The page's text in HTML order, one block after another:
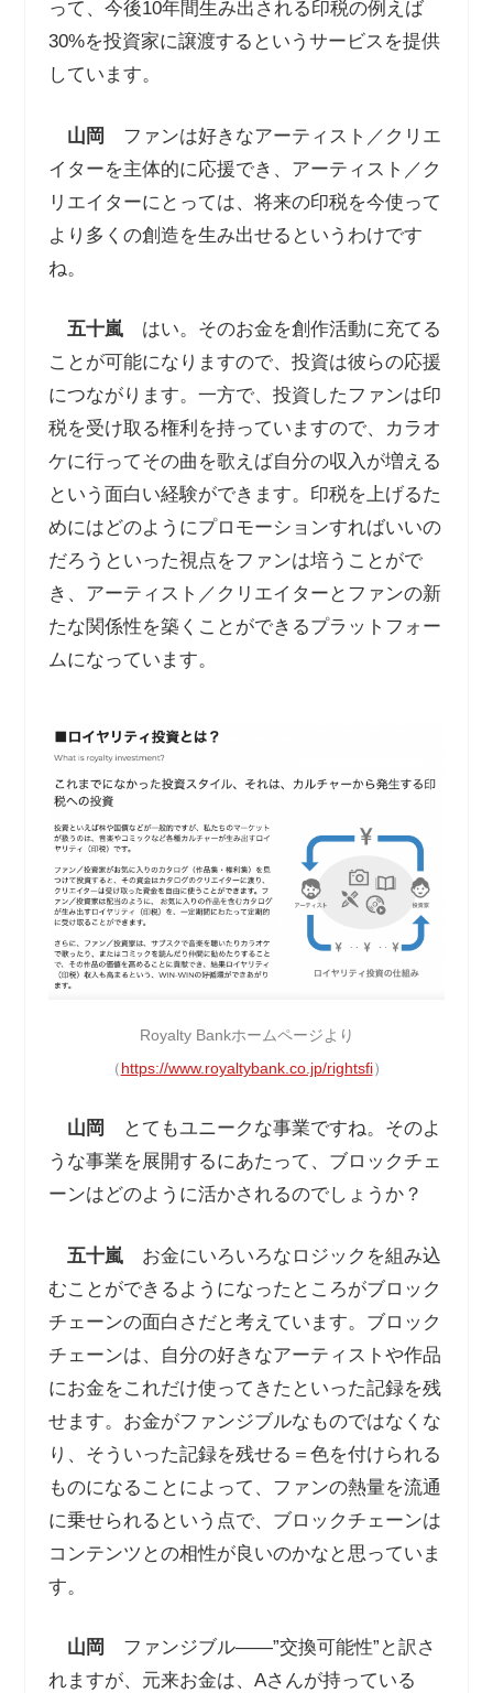
って、今後10年間生み出される印税の例えば
30%を投資家に譲渡するというサービスを提供
しています。
山岡 ファンは好きなアーティスト／クリエ
イターを主体的に応援でき、アーティスト／ク
リエイターにとっては、将来の印税を今使って
より多くの創造を生み出せるというわけです
ね。
五十嵐はい。そのお金を創作活動に充てる
ことが可能になりますので、投資は彼らの応援
につながります。一方で、投資したファンは印
税を受け取る権利を持っていますので、カラオ
ケに行ってその曲を歌えば自分の収入が増える
という面白い経験ができます。印税を上げるた
めにはどのようにプロモーションすればいいの
だろうといった視点をファンは培うことがで
き、アーティスト／クリエイターとファンの新
たな関係性を築くことができるプラットフォー
ムになっています。
Royalty Bankホームページより
（https://www.royaltybank.co.jp/rightsfi）
山岡
とてもユニークな事業ですね。そのよ
うな事業を展開するにあたって、ブロックチェ
ーンはどのように活かされるのでしょうか？
五十嵐 お金にいろいろなロジックを組み込
むことができるようになったところがブロック
チェーンの面白さだと考えています。ブロック
チェーンは、自分の好きなアーティストや作品
にお金をこれだけ使ってきたといった記録を残
せます。お金がファンジブルなものではなくな
り、そういった記録を残せる＝色を付けられる
ものになることによって、ファンの熱量を流通
に乗せられるという点で、ブロックチェーンは
コンテンツとの相性が良いのかなと思っていま
す。
山岡
ファンジブル――”交換可能性”と訳さ
れますが、元来お金は、Aさんが持っている